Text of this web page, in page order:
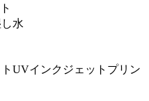
水
UVインクジェットプリン